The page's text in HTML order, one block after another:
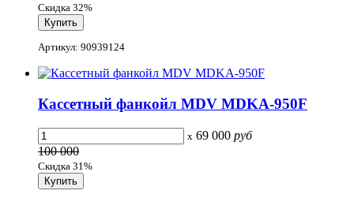
Скидка 32%
Артикул: 90939124
Кассетный фанкойл MDV MDKA-950F
x 69 000 руб
100 000
Скидка 31%